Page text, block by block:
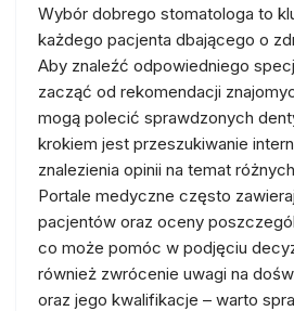
Wybór dobrego stomatologa to
każdego pacjenta dbającego o
Aby znaleźć odpowiedniego
zacząć od rekomendacji
mogą polecić sprawdzonych
krokiem jest przeszukiwanie
znalezienia opinii na temat
Portale medyczne często
pacjentów oraz oceny
co może pomóc w podjęciu
również zwrócenie uwagi na
oraz jego kwalifikacje – warto